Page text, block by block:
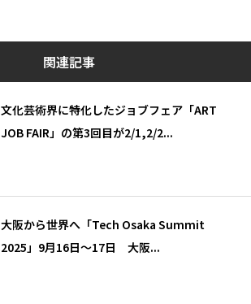
関連記事
文化芸術界に特化したジョブフェア「ART
JOB FAIR」の第3回目が2/1,2/2...
大阪から世界へ「Tech Osaka Summit
2025」9月16日～17日 大阪...